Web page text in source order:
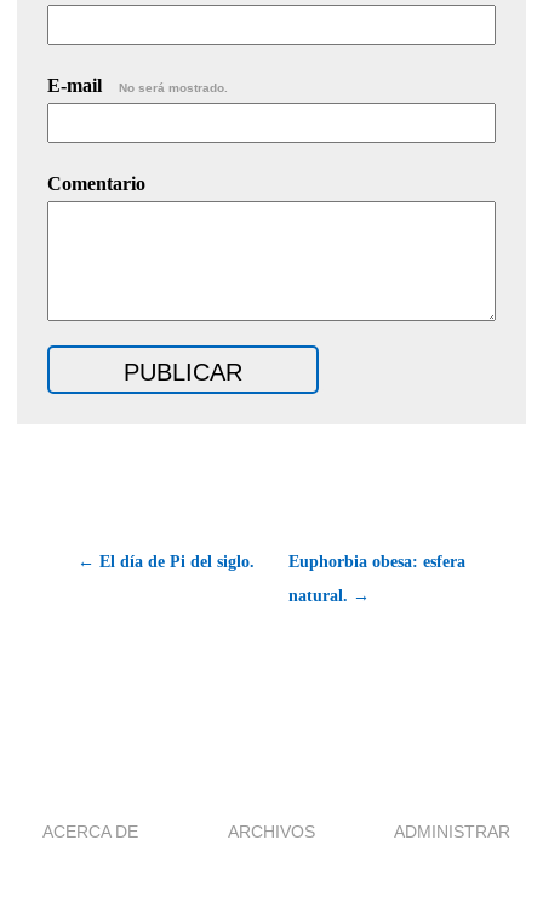
E-mail No será mostrado.
Comentario
← El día de Pi del siglo.
Euphorbia obesa: esfera
natural. →
ACERCA DE ARCHIVOS ADMINISTRAR